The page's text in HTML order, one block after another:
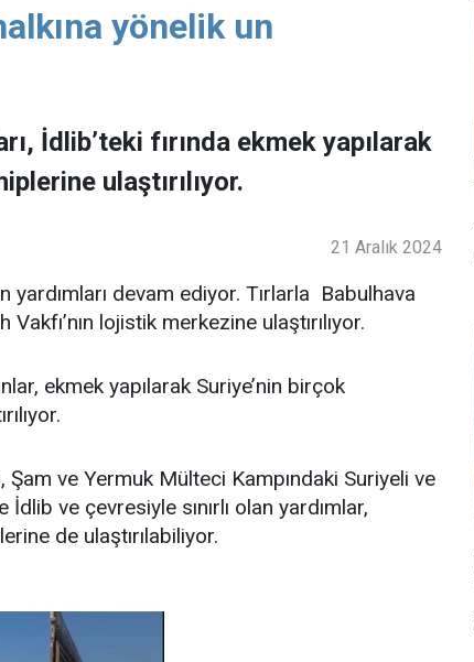
yönelik un
İdlib’teki fırında ekmek yapılarak
ulaştırılıyor.
21 Aralık 2024
yardımları devam ediyor. Tırlarla Babulhava
Vakfı’nın lojistik merkezine ulaştırılıyor.
ekmek yapılarak Suriye’nin birçok
ve Yermuk Mülteci Kampındaki Suriyeli ve
ve çevresiyle sınırlı olan yardımlar,
de ulaştırılabiliyor.